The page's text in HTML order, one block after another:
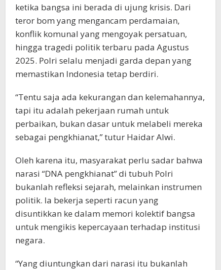
ketika bangsa ini berada di ujung krisis. Dari
teror bom yang mengancam perdamaian,
konflik komunal yang mengoyak persatuan,
hingga tragedi politik terbaru pada Agustus
2025. Polri selalu menjadi garda depan yang
memastikan Indonesia tetap berdiri.
“Tentu saja ada kekurangan dan kelemahannya,
tapi itu adalah pekerjaan rumah untuk
perbaikan, bukan dasar untuk melabeli mereka
sebagai pengkhianat,” tutur Haidar Alwi.
Oleh karena itu, masyarakat perlu sadar bahwa
narasi “DNA pengkhianat” di tubuh Polri
bukanlah refleksi sejarah, melainkan instrumen
politik. Ia bekerja seperti racun yang
disuntikkan ke dalam memori kolektif bangsa
untuk mengikis kepercayaan terhadap institusi
negara.
“Yang diuntungkan dari narasi itu bukanlah